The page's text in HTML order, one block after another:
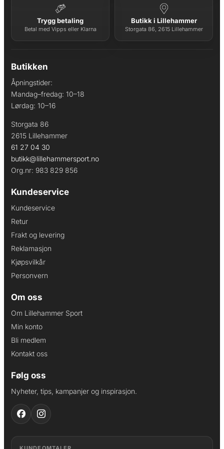
Trygg betaling
Betal med Vipps eller Klarna
Butikk i Lillehammer
Storgata 86, 2615 Lillehammer
Butikken
Åpningstider:
Mandag–fredag: 10–18
Lørdag: 10–16
Storgata 86
2615 Lillehammer
61 27 04 30
butikk@lillehammersport.no
Org.nr: 983 829 856
Kundeservice
Kundeservice
Retur
Frakt og levering
Reklamasjon
Kjøpsvilkår
Personvern
Om oss
Om Lillehammer Sport
Min konto
Bli medlem
Kontakt oss
Følg oss
Nyheter, tips, kampanjer og inspirasjon.